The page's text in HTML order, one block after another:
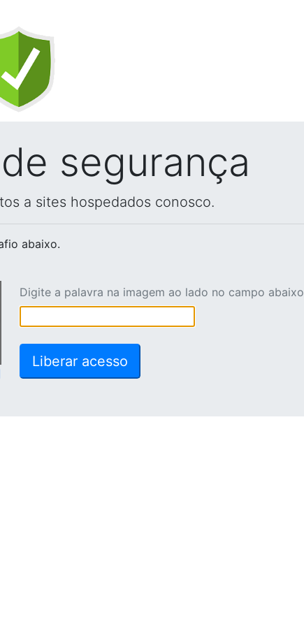
segurança
a sites hospedados conosco.
abaixo.
Digite a palavra na imagem ao lado no campo abaixo